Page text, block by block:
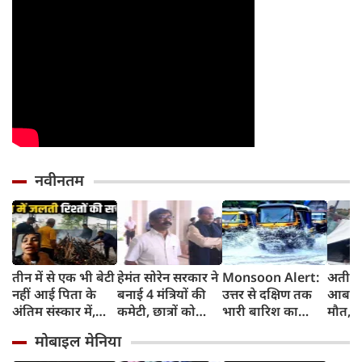
नवीनतम
तीन में से एक भी बेटी
नहीं आई पिता के
अंतिम संस्‍कार में,
जला दो, चिता में
हेमंत सोरेन सरकार ने
बनाई 4 मंत्रियों की
कमेटी, छात्रों को
Monsoon Alert:
उत्तर से दक्षिण तक
भारी बारिश का
भूस्खलन और मैदानी
मौत,
अहमद
मोबाइल मेनिया